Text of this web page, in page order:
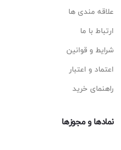
علاقه مندی ها
ارتباط با ما
شرایط و قوانین
اعتماد و اعتبار
راهنمای خرید
نمادها و مجوزها